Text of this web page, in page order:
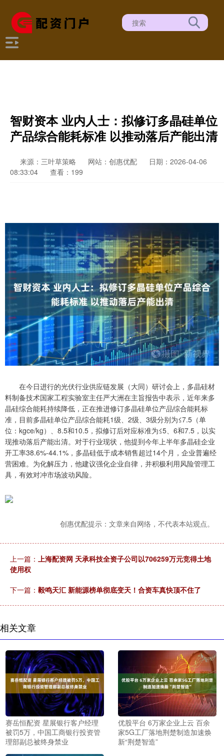
智财资本 业内人士：拟修订多晶硅单位
产品综合能耗标准 以推动落后产能出清
来源：三叶草策略 网站：创惠优配
日期：2026-04-06
08:33:04
查看：199
在今日进行的光伏行业供应链发展（大同）研讨会上，多晶硅材
料制备技术国家工程实验室主任严大洲在主旨报告中表示，近年来多
晶硅综合能耗持续降低，正在推进修订多晶硅单位产品综合能耗标
准，目前多晶硅单位产品综合能耗1级、2级、3级分别为≤7.5（单
位：kgce/kg）、8.5和10.5，拟修订后对应标准为≤5、6和7.5，以实
现推动落后产能出清。对于行业现状，他提到今年上半年多晶硅企业
开工率38.6%-44.1%，多晶硅低于成本销售超过14个月，企业普遍经
营困难。为化解压力，他建议强化企业自律，并积极利用风险管理工
具，有效对冲市场波动风险。
创惠优配提示：文章来自网络，不代表本站观点。
上一篇： 上海配资网 天承科技全资子公司以706259万元竞得土地
使用权
下一篇： 毅鸣天汇 新能源榜单彻底变天！合资车真快顶不住了
相关文章
赛岳恒配资 星展银行客户经理
被罚5万，中国工商银行投资管
理部副总被终身禁业
优股平台 6万家企业上云 百余
家5G工厂落地荆楚制造加速焕
新“荆楚智造”